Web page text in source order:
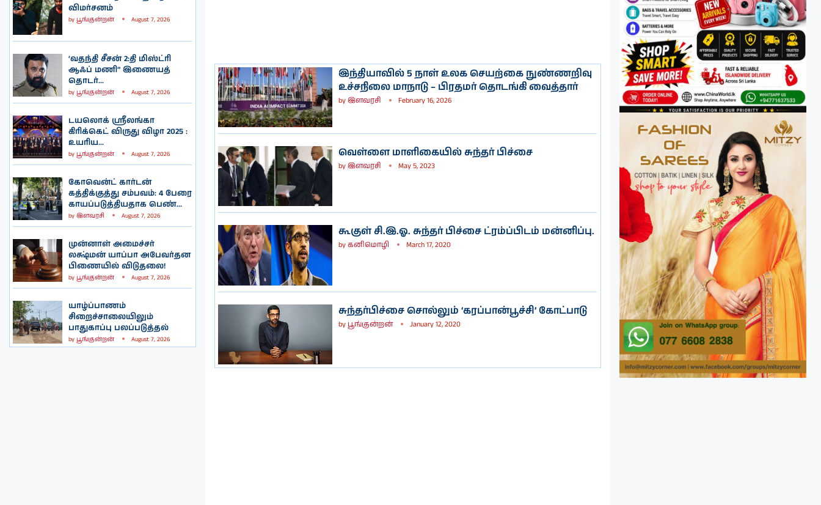
விமர்சனம்
by பூங்குன்றன் August 7, 2026
‘வதந்தி சீசன் 2:தி மிஸ்ட்ரி
ஆஃப் மணி” இணையத்
தொடர்...
by பூங்குன்றன் August 7, 2026
டயலொக் ஸ்ரீலங்கா
கிரிக்கெட் விருது விழா 2025 :
உயரிய...
by பூங்குன்றன் August 7, 2026
கோவென்ட் கார்டன்
கத்திக்குத்து சம்பவம்: 4 பேரை
காயப்படுத்தியதாக பெண்...
by இளவரசி August 7, 2026
முன்னாள் அமைச்சர்
லக்ஷ்மன் யாப்பா அபேவர்தன
பிணையில் விடுதலை!
by பூங்குன்றன் August 7, 2026
யாழ்ப்பாணம்
சிறைச்சாலையிலும்
பாதுகாப்பு பலப்படுத்தல்
by பூங்குன்றன் August 7, 2026
இந்தியாவில் 5 நாள் உலக செயற்கை நுண்ணறிவு
உச்சநிலை மாநாடு – பிரதமர் தொடங்கி வைத்தார்
byஇளவரசி February 16, 2026
வெள்ளை மாளிகையில் சுந்தர் பிச்சை
byஇளவரசி May 5, 2023
கூகுள் சி.இ.ஓ. சுந்தர் பிச்சை ட்ரம்ப்பிடம் மன்னிப்பு.
byகனிமொழி March 17, 2020
சுந்தர்பிச்சை சொல்லும் ‘கரப்பான்பூச்சி’ கோட்பாடு
by பூங்குன்றன் January 12, 2020